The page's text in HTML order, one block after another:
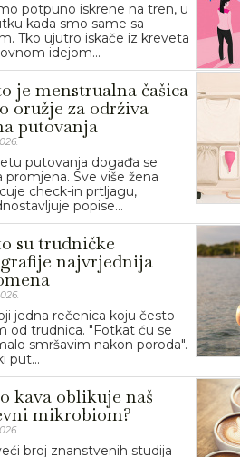
potpuno iskrene na tren, u
kada smo same sa
Tko ujutro iskače iz kreveta
idejom...
je menstrualna čašica
oružje za održiva
putovanja
putovanja događa se
promjena. Sve više žena
check-in prtljagu,
popise...
su trudničke
najvrjednija
jedna rečenica koju često
od trudnica. "Fotkat ću se
smršavim nakon poroda".
put...
kava oblikuje naš
mikrobiom?
broj znanstvenih studija